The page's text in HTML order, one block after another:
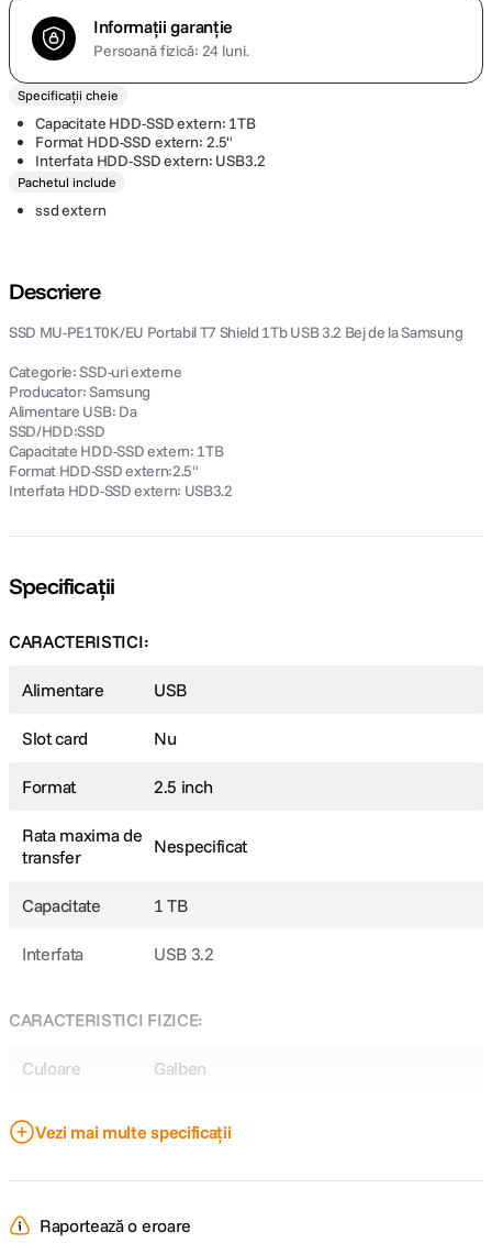
Informații garanție
Persoană fizică: 24 luni.
Specificații cheie
Capacitate HDD-SSD extern: 1TB
Format HDD-SSD extern: 2.5"
Interfata HDD-SSD extern: USB3.2
Pachetul include
ssd extern
Descriere
SSD MU-PE1T0K/EU Portabil T7 Shield 1Tb USB 3.2 Bej de la Samsung
Categorie: SSD-uri externe
Producator: Samsung
Alimentare USB: Da
SSD/HDD:SSD
Capacitate HDD-SSD extern: 1TB
Format HDD-SSD extern:2.5"
Interfata HDD-SSD extern: USB3.2
Specificații
CARACTERISTICI:
Alimentare USB
Slot card Nu
Format 2.5 inch
Rata maxima de
transfer
Nespecificat
Capacitate 1 TB
Interfata USB 3.2
CARACTERISTICI FIZICE:
Culoare Galben
DETALII PRODUCATOR
Cod producator MU-PE1T0K/EU
Vezi mai multe specificații
Raportează o eroare